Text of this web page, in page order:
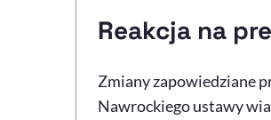
Reakcja na
Zmiany zapowiedziane
Nawrockiego ustawy